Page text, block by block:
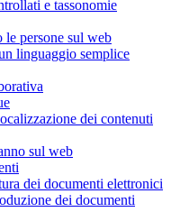
e tassonomie
le persone sul web
linguaggio semplice
dei contenuti
sul web
dei documenti elettronici
dei documenti